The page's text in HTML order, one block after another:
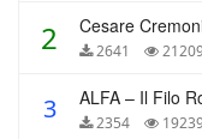
2 2641
3 ALFA – Il Filo
2354